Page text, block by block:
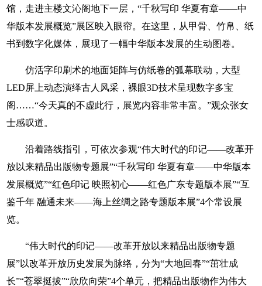
馆，走进主楼文沁阁地下一层，“千秋写印 华夏有章——中
华版本发展概览”展区映入眼帘。在这里，从甲骨、竹帛、纸
书到数字化媒体，展现了一幅中华版本发展的生动图卷。
仿活字印刷术的地面矩阵与仿纸卷的弧幕联动，大型
LED屏上动态演绎古人风采，裸眼3D技术呈现数字多宝
阁……“今天真的不虚此行，展览内容非常丰富。”观众张女
士感叹道。
沿着路线指引，可依次参观“伟大时代的印记——改革开
放以来精品出版物专题展”“千秋写印 华夏有章——中华版本
发展概览”“红色印记 映照初心——红色广东专题版本展”“互
鉴千年 融通未来——海上丝绸之路专题版本展”4个常设展
览。
“伟大时代的印记——改革开放以来精品出版物专题
展”以改革开放历史发展为脉络，分为“大地回春”“茁壮成
长”“苍翠挺拔”“欣欣向荣”4个单元，把精品出版物作为伟大